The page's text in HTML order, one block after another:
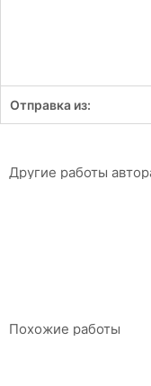
Отправка из:
Другие работы
Похожие работы